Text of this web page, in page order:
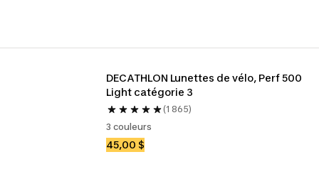
DECATHLON Lunettes de vélo, Perf 500
Light catégorie 3
(1 865)
3 couleurs
45,00 $